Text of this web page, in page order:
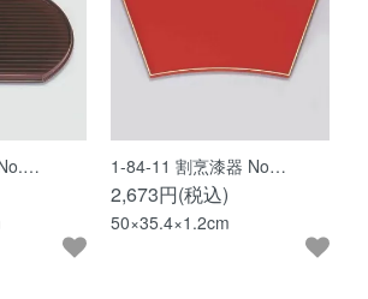
1-84-11 割烹漆器 No…
2,673円(税込)
50×35.4×1.2cm